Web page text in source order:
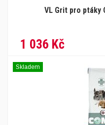
VL Grit pro ptáky
1 036 Kč
Skladem